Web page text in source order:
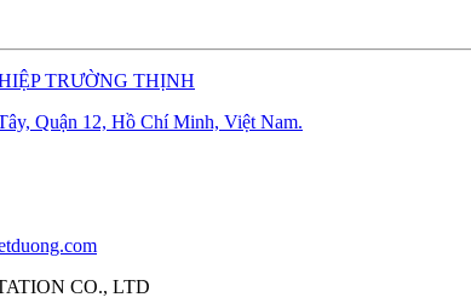
TRƯỜNG THỊNH
Quận 12, Hồ Chí Minh, Việt Nam.
CO., LTD